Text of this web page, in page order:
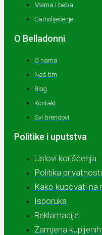
Mama i beba
Samoliječenje
O Belladonni
O nama
Naš tim
Blog
Kontakt
Svi brendovi
Politike i uputstva
Uslovi korišćenja
Politika privatnosti
Kako kupovati na
Isporuka
Reklamacije
Zamjena